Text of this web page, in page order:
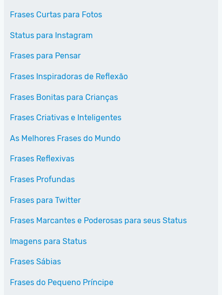
Frases Curtas para Fotos
Status para Instagram
Frases para Pensar
Frases Inspiradoras de Reflexão
Frases Bonitas para Crianças
Frases Criativas e Inteligentes
As Melhores Frases do Mundo
Frases Reflexivas
Frases Profundas
Frases para Twitter
Frases Marcantes e Poderosas para seus Status
Imagens para Status
Frases Sábias
Frases do Pequeno Príncipe